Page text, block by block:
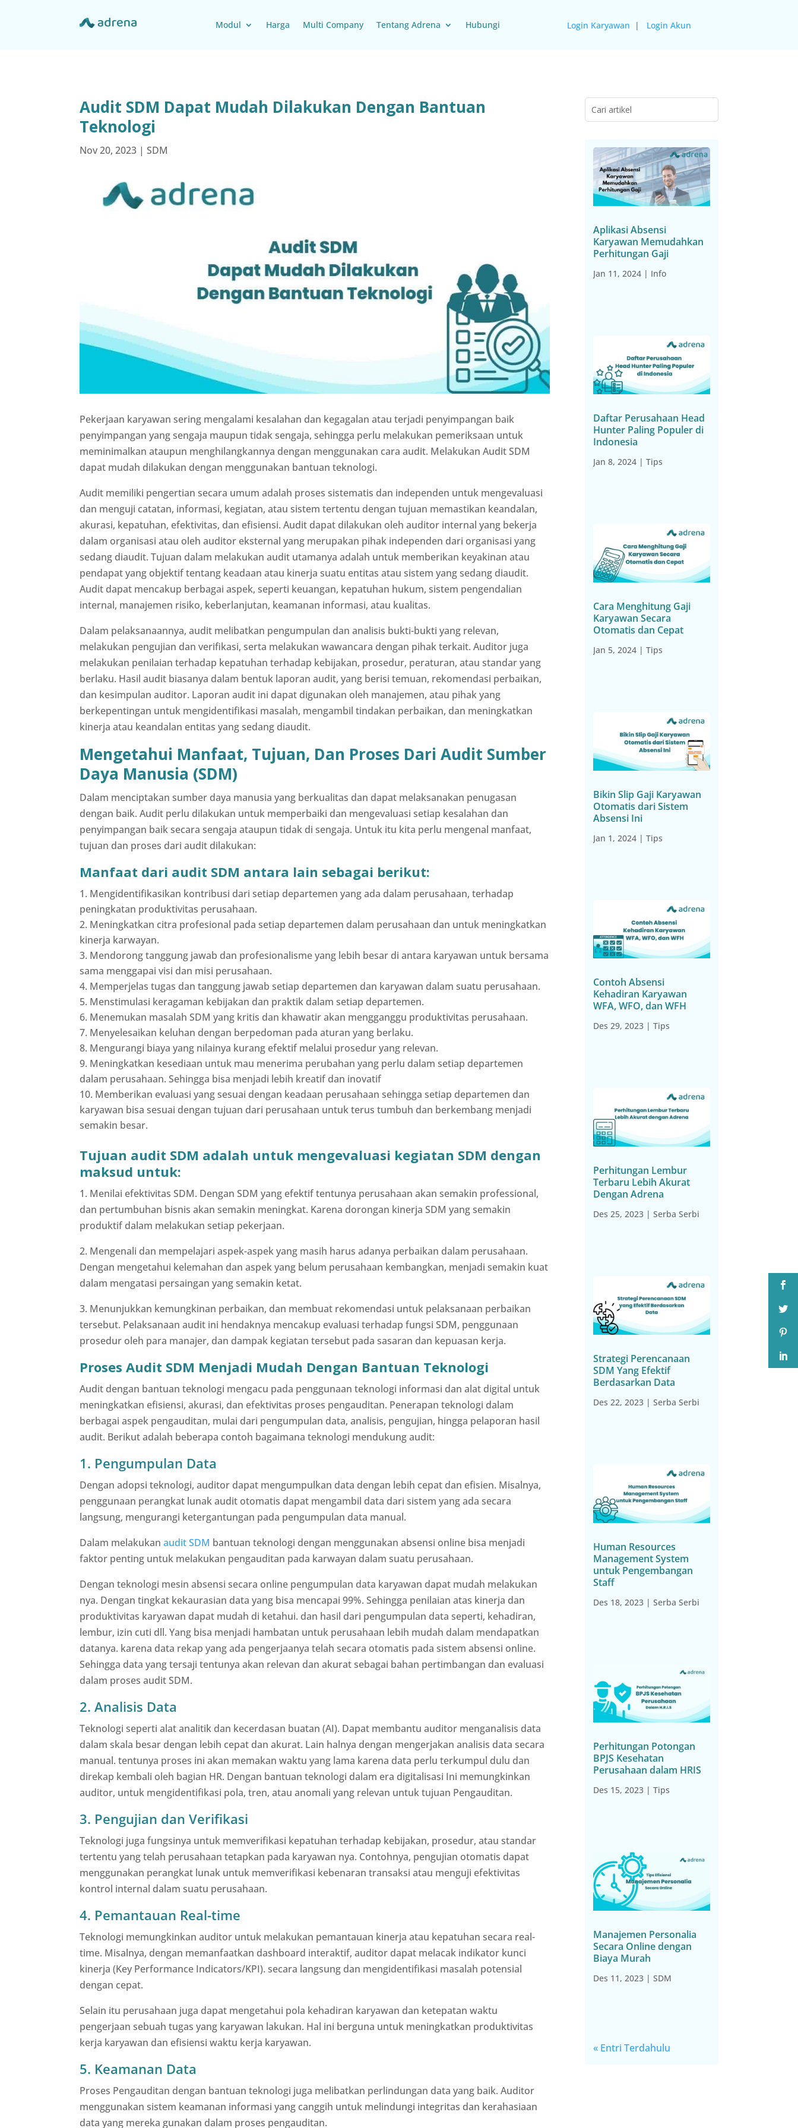
Modul Harga Multi Company Tentang Adrena Hubungi Login Karyawan | Login Akun
Audit SDM Dapat Mudah Dilakukan Dengan Bantuan
Teknologi
Nov 20, 2023 |SDM
Pekerjaan karyawan sering mengalami kesalahan dan kegagalan atau terjadi penyimpangan baik
penyimpangan yang sengaja maupun tidak sengaja, sehingga perlu melakukan pemeriksaan untuk
meminimalkan ataupun menghilangkannya dengan menggunakan cara audit. Melakukan Audit SDM
dapat mudah dilakukan dengan menggunakan bantuan teknologi.
Audit memiliki pengertian secara umum adalah proses sistematis dan independen untuk mengevaluasi
dan menguji catatan, informasi, kegiatan, atau sistem tertentu dengan tujuan memastikan keandalan,
akurasi, kepatuhan, efektivitas, dan efisiensi. Audit dapat dilakukan oleh auditor internal yang bekerja
dalam organisasi atau oleh auditor eksternal yang merupakan pihak independen dari organisasi yang
sedang diaudit. Tujuan dalam melakukan audit utamanya adalah untuk memberikan keyakinan atau
pendapat yang objektif tentang keadaan atau kinerja suatu entitas atau sistem yang sedang diaudit.
Audit dapat mencakup berbagai aspek, seperti keuangan, kepatuhan hukum, sistem pengendalian
internal, manajemen risiko, keberlanjutan, keamanan informasi, atau kualitas.
Dalam pelaksanaannya, audit melibatkan pengumpulan dan analisis bukti-bukti yang relevan,
melakukan pengujian dan verifikasi, serta melakukan wawancara dengan pihak terkait. Auditor juga
melakukan penilaian terhadap kepatuhan terhadap kebijakan, prosedur, peraturan, atau standar yang
berlaku. Hasil audit biasanya dalam bentuk laporan audit, yang berisi temuan, rekomendasi perbaikan,
dan kesimpulan auditor. Laporan audit ini dapat digunakan oleh manajemen, atau pihak yang
berkepentingan untuk mengidentifikasi masalah, mengambil tindakan perbaikan, dan meningkatkan
kinerja atau keandalan entitas yang sedang diaudit.
Mengetahui Manfaat, Tujuan, Dan Proses Dari Audit Sumber
Daya Manusia (SDM)
Dalam menciptakan sumber daya manusia yang berkualitas dan dapat melaksanakan penugasan
dengan baik. Audit perlu dilakukan untuk memperbaiki dan mengevaluasi setiap kesalahan dan
penyimpangan baik secara sengaja ataupun tidak di sengaja. Untuk itu kita perlu mengenal manfaat,
tujuan dan proses dari audit dilakukan:
Manfaat dari audit SDM antara lain sebagai berikut:
Mengidentifikasikan kontribusi dari setiap departemen yang ada dalam perusahaan, terhadap
peningkatan produktivitas perusahaan.
Meningkatkan citra profesional pada setiap departemen dalam perusahaan dan untuk meningkatkan
kinerja karwayan.
Mendorong tanggung jawab dan profesionalisme yang lebih besar di antara karyawan untuk bersama
sama menggapai visi dan misi perusahaan.
Memperjelas tugas dan tanggung jawab setiap departemen dan karyawan dalam suatu perusahaan.
Menstimulasi keragaman kebijakan dan praktik dalam setiap departemen.
Menemukan masalah SDM yang kritis dan khawatir akan mengganggu produktivitas perusahaan.
Menyelesaikan keluhan dengan berpedoman pada aturan yang berlaku.
Mengurangi biaya yang nilainya kurang efektif melalui prosedur yang relevan.
Meningkatkan kesediaan untuk mau menerima perubahan yang perlu dalam setiap departemen
dalam perusahaan. Sehingga bisa menjadi lebih kreatif dan inovatif
Memberikan evaluasi yang sesuai dengan keadaan perusahaan sehingga setiap departemen dan
karyawan bisa sesuai dengan tujuan dari perusahaan untuk terus tumbuh dan berkembang menjadi
semakin besar.
Tujuan audit SDM adalah untuk mengevaluasi kegiatan SDM dengan
maksud untuk:
1. Menilai efektivitas SDM. Dengan SDM yang efektif tentunya perusahaan akan semakin professional,
dan pertumbuhan bisnis akan semakin meningkat. Karena dorongan kinerja SDM yang semakin
produktif dalam melakukan setiap pekerjaan.
2. Mengenali dan mempelajari aspek-aspek yang masih harus adanya perbaikan dalam perusahaan.
Dengan mengetahui kelemahan dan aspek yang belum perusahaan kembangkan, menjadi semakin kuat
dalam mengatasi persaingan yang semakin ketat.
3. Menunjukkan kemungkinan perbaikan, dan membuat rekomendasi untuk pelaksanaan perbaikan
tersebut. Pelaksanaan audit ini hendaknya mencakup evaluasi terhadap fungsi SDM, penggunaan
prosedur oleh para manajer, dan dampak kegiatan tersebut pada sasaran dan kepuasan kerja.
Proses Audit SDM Menjadi Mudah Dengan Bantuan Teknologi
Audit dengan bantuan teknologi mengacu pada penggunaan teknologi informasi dan alat digital untuk
meningkatkan efisiensi, akurasi, dan efektivitas proses pengauditan. Penerapan teknologi dalam
berbagai aspek pengauditan, mulai dari pengumpulan data, analisis, pengujian, hingga pelaporan hasil
audit. Berikut adalah beberapa contoh bagaimana teknologi mendukung audit:
1. Pengumpulan Data
Dengan adopsi teknologi, auditor dapat mengumpulkan data dengan lebih cepat dan efisien. Misalnya,
penggunaan perangkat lunak audit otomatis dapat mengambil data dari sistem yang ada secara
langsung, mengurangi ketergantungan pada pengumpulan data manual.
Dalam melakukanaudit SDM bantuan teknologi dengan menggunakan absensi online bisa menjadi
faktor penting untuk melakukan pengauditan pada karwayan dalam suatu perusahaan.
Dengan teknologi mesin absensi secara online pengumpulan data karyawan dapat mudah melakukan
nya. Dengan tingkat kekaurasian data yang bisa mencapai 99%. Sehingga penilaian atas kinerja dan
produktivitas karyawan dapat mudah di ketahui. dan hasil dari pengumpulan data seperti, kehadiran,
lembur, izin cuti dll. Yang bisa menjadi hambatan untuk perusahaan lebih mudah dalam mendapatkan
datanya. karena data rekap yang ada pengerjaanya telah secara otomatis pada sistem absensi online.
Sehingga data yang tersaji tentunya akan relevan dan akurat sebagai bahan pertimbangan dan evaluasi
dalam proses audit SDM.
2. Analisis Data
Teknologi seperti alat analitik dan kecerdasan buatan (AI). Dapat membantu auditor menganalisis data
dalam skala besar dengan lebih cepat dan akurat. Lain halnya dengan mengerjakan analisis data secara
manual. tentunya proses ini akan memakan waktu yang lama karena data perlu terkumpul dulu dan
direkap kembali oleh bagian HR. Dengan bantuan teknologi dalam era digitalisasi Ini memungkinkan
auditor, untuk mengidentifikasi pola, tren, atau anomali yang relevan untuk tujuan Pengauditan.
3. Pengujian dan Verifikasi
Teknologi juga fungsinya untuk memverifikasi kepatuhan terhadap kebijakan, prosedur, atau standar
tertentu yang telah perusahaan tetapkan pada karyawan nya. Contohnya, pengujian otomatis dapat
menggunakan perangkat lunak untuk memverifikasi kebenaran transaksi atau menguji efektivitas
kontrol internal dalam suatu perusahaan.
4. Pemantauan Real-time
Teknologi memungkinkan auditor untuk melakukan pemantauan kinerja atau kepatuhan secara real-
time. Misalnya, dengan memanfaatkan dashboard interaktif, auditor dapat melacak indikator kunci
kinerja (Key Performance Indicators/KPI). secara langsung dan mengidentifikasi masalah potensial
dengan cepat.
Selain itu perusahaan juga dapat mengetahui pola kehadiran karyawan dan ketepatan waktu
pengerjaan sebuah tugas yang karyawan lakukan. Hal ini berguna untuk meningkatkan produktivitas
kerja karyawan dan efisiensi waktu kerja karyawan.
5. Keamanan Data
Proses Pengauditan dengan bantuan teknologi juga melibatkan perlindungan data yang baik. Auditor
menggunakan sistem keamanan informasi yang canggih untuk melindungi integritas dan kerahasiaan
data yang mereka gunakan dalam proses pengauditan.
Aplikasi Absensi
Karyawan Memudahkan
Perhitungan Gaji
Jan 11, 2024| Info
Daftar Perusahaan Head
Hunter Paling Populer di
Indonesia
Jan 8, 2024| Tips
Cara Menghitung Gaji
Karyawan Secara
Otomatis dan Cepat
Jan 5, 2024| Tips
Bikin Slip Gaji Karyawan
Otomatis dari Sistem
Absensi Ini
Jan 1, 2024| Tips
Contoh Absensi
Kehadiran Karyawan
WFA, WFO, dan WFH
Des 29, 2023| Tips
Perhitungan Lembur
Terbaru Lebih Akurat
Dengan Adrena
Des 25, 2023| Serba Serbi
Strategi Perencanaan
SDM Yang Efektif
Berdasarkan Data
Des 22, 2023| Serba Serbi
Human Resources
Management System
untuk Pengembangan
Staff
Des 18, 2023| Serba Serbi
Perhitungan Potongan
BPJS Kesehatan
Perusahaan dalam HRIS
Des 15, 2023| Tips
Manajemen Personalia
Secara Online dengan
Biaya Murah
Des 11, 2023| SDM
« Entri Terdahulu